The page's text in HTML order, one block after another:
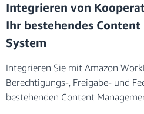
Integrieren von
Ihr bestehendes
System
Integrieren Sie mit Amazon
Berechtigungs-, Freigabe- und
bestehenden Content